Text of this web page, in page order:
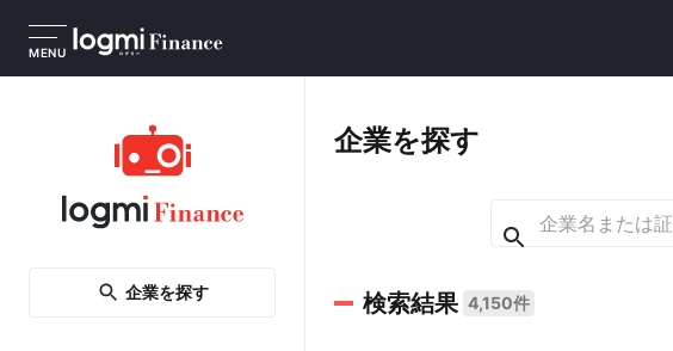
MENU
企業を探す
企業を探す
検索結果 4,150件